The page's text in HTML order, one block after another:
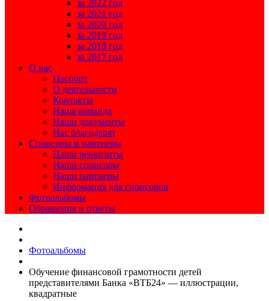
за 2022 год
за 2021 год
за 2020 год
за 2019 год
за 2018 год
за 2017 год
О нас
Паспорт
О деятельности
Контакты
Наша команда
Наши документы
Нас благодарят
Спонсоры и партнеры
Наши реквизиты
Наши спонсоры
Наши партнеры
Информация для спонсоров
Фотоальбомы
Обращения и ответы
Фотоальбомы
Обучение финансовой грамотности детей
представителями Банка «ВТБ24» — иллюстрации,
квадратные